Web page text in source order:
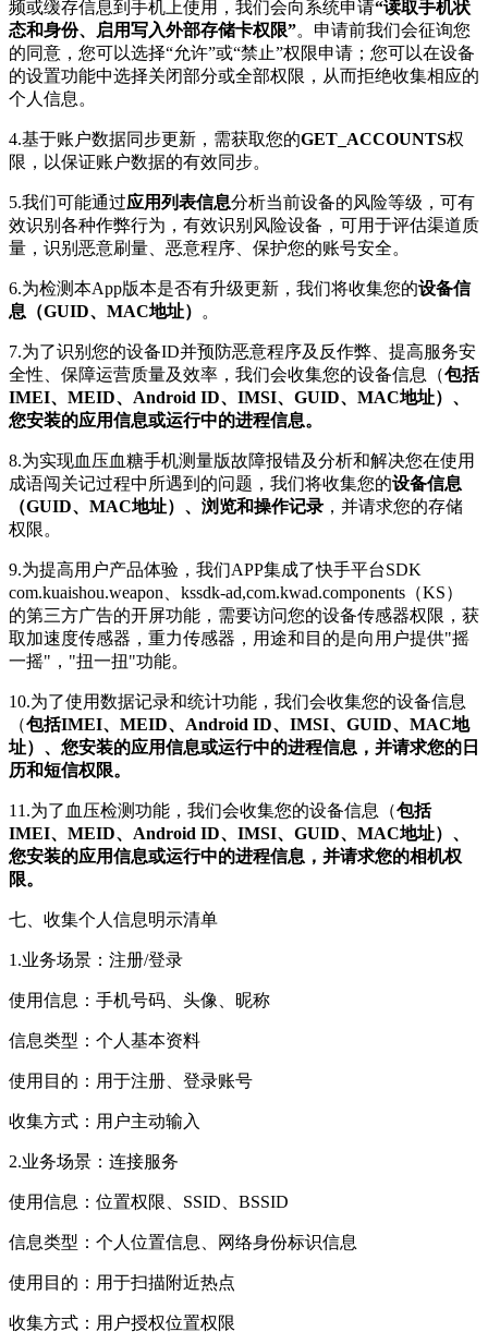
频或缓存信息到手机上使用，我们会向系统申请“读取手机状
态和身份、启用写入外部存储卡权限”。申请前我们会征询您
的同意，您可以选择“允许”或“禁止”权限申请；您可以在设备
的设置功能中选择关闭部分或全部权限，从而拒绝收集相应的
个人信息。
4.基于账户数据同步更新，需获取您的GET_ACCOUNTS权
限，以保证账户数据的有效同步。
5.我们可能通过应用列表信息分析当前设备的风险等级，可有
效识别各种作弊行为，有效识别风险设备，可用于评估渠道质
量，识别恶意刷量、恶意程序、保护您的账号安全。
6.为检测本App版本是否有升级更新，我们将收集您的设备信
息（GUID、MAC地址）
。
7.为了识别您的设备ID并预防恶意程序及反作弊、提高服务安
全性、保障运营质量及效率，我们会收集您的设备信息（包括
IMEI、MEID、Android ID、IMSI、GUID、MAC地址）、
您安装的应用信息或运行中的进程信息。
8.为实现血压血糖手机测量版故障报错及分析和解决您在使用
成语闯关记过程中所遇到的问题，我们将收集您的设备信息
（GUID、MAC地址）、浏览和操作记录 ，并请求您的存储
权限。
9.为提高用户产品体验，我们APP集成了快手平台SDK
com.kuaishou.weapon、kssdk-ad,com.kwad.components（KS）
的第三方广告的开屏功能，需要访问您的设备传感器权限，获
取加速度传感器，重力传感器，用途和目的是向用户提供"摇
一摇"，"扭一扭"功能。
10.为了使用数据记录和统计功能，我们会收集您的设备信息
（包括IMEI、MEID、Android ID、IMSI、GUID、MAC地
址）、您安装的应用信息或运行中的进程信息，并请求您的日
历和短信权限。
11.为了血压检测功能，我们会收集您的设备信息（包括
IMEI、MEID、Android ID、IMSI、GUID、MAC地址）、
您安装的应用信息或运行中的进程信息，并请求您的相机权
限。
七、收集个人信息明示清单
1.业务场景：注册/登录
使用信息：手机号码、头像、昵称
信息类型：个人基本资料
使用目的：用于注册、登录账号
收集方式：用户主动输入
2.业务场景：连接服务
使用信息：位置权限、SSID、BSSID
信息类型：个人位置信息、网络身份标识信息
使用目的：用于扫描附近热点
收集方式：用户授权位置权限